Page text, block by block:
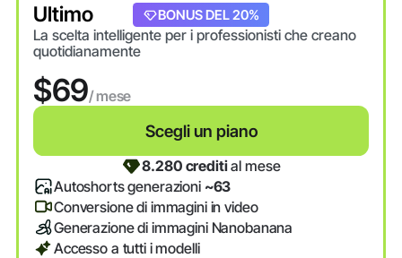
Ultimo
La scelta intelligente per i professionisti che creano
quotidianamente
$69/ mese
Scegli un piano
BONUS DEL 20%
8.280 creditial mese
Autoshorts generazioni ~63
Conversione di immagini in video
Generazione di immagini Nanobanana
Accesso a tutti i modelli